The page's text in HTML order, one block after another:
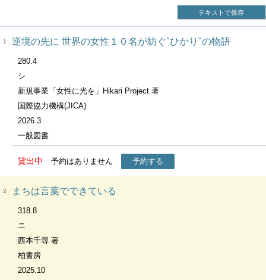
テキストで保存
1 逆境の先に 世界の女性１０名が紡ぐ"ひかり"の物語
280.4
シ
新規事業「女性に光を」Hikari Project 著
国際協力機構(JICA)
2026.3
一般図書
貸出中 予約はありません 予約する
2 まちは言葉でできている
318.8
ニ
西本千尋 著
柏書房
2025.10